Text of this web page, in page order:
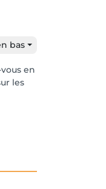
bas
en
les